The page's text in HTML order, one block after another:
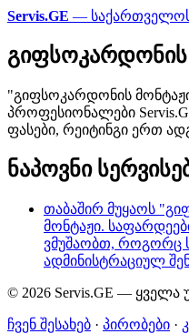
Servis.GE — საქართველოს
გიფსოკარდონის
"გიფსოკარდონის
პროფესიონალები
ფასები, რეიტინგი ერთ
ნაპოვნი
თაბაშირ მუყაოს
მონტაჟი.
ვმუშაობთ, როგორც
ადმინისტრაციულ
© 2026 Servis.GE —
ჩვენ შესახებ · პირობები ·